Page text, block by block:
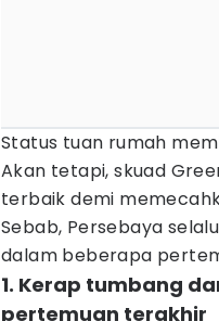
Status tuan rumah
Akan tetapi, skuad
terbaik demi
Sebab, Persebaya
dalam beberapa
1. Kerap tumbang
pertemuan terakhir